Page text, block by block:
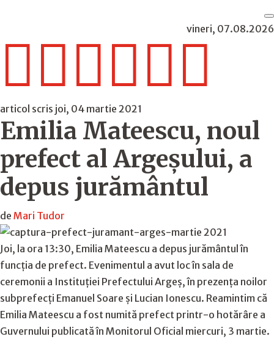
vineri, 07.08.2026

articol scris joi, 04 martie 2021
Emilia Mateescu, noul
prefect al Argeșului, a
depus jurământul
de Mari Tudor
Joi, la ora 13:30, Emilia Mateescu a depus jurământul în
funcția de prefect. Evenimentul a avut loc în sala de
ceremonii a Instituției Prefectului Argeș, în prezența noilor
subprefecți Emanuel Soare și Lucian Ionescu. Reamintim că
Emilia Mateescu a fost numită prefect printr-o hotărâre a
Guvernului publicată în Monitorul Oficial miercuri, 3 martie.